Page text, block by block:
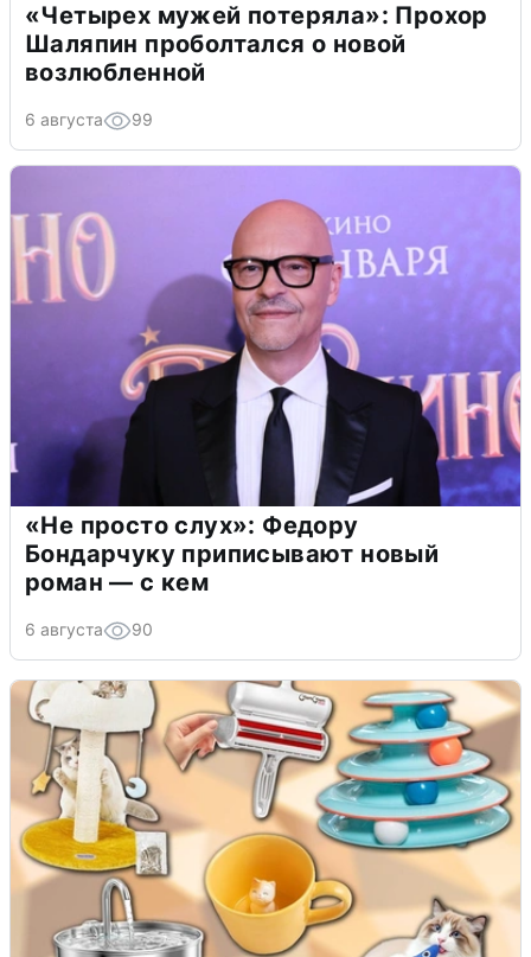
«Четырех мужей потеряла»: Прохор
Шаляпин проболтался о новой
возлюбленной
6 августа 99
«Не просто слух»: Федору
Бондарчуку приписывают новый
роман — с кем
6 августа 90